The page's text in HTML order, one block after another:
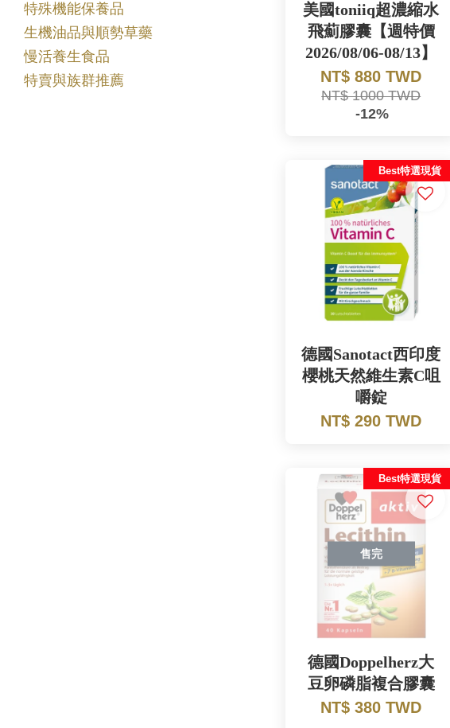
特殊機能保養品
生機油品與順勢草藥
慢活養生食品
特賣與族群推薦
美國toniiq超濃縮水
飛薊膠囊【週特價
2026/08/06-08/13】
NT$ 880 TWD
NT$ 1000 TWD
-12%
Best特選現貨
德國Sanotact西印度
櫻桃天然維生素C咀
嚼錠
NT$ 290 TWD
售完
Best特選現貨
德國Doppelherz大
豆卵磷脂複合膠囊
NT$ 380 TWD